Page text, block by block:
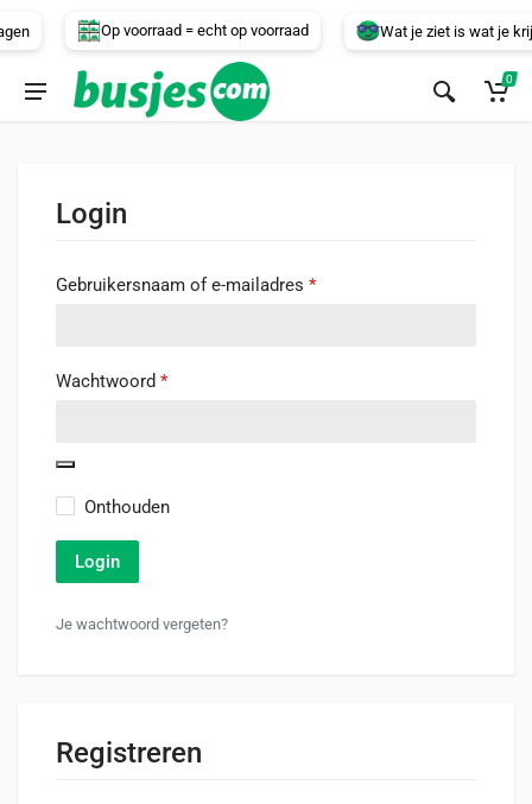
Op voorraad = echt op voorraad Wat je ziet is wat je
Voertuig
0
Login
Gebruikersnaam of e-mailadres *
Wachtwoord *
Onthouden
Login
Je wachtwoord vergeten?
Registreren